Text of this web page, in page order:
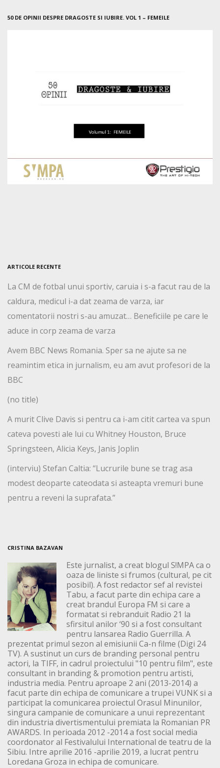
50 DE OPINII DESPRE DRAGOSTE SI IUBIRE. VOL 1 – FEMEILE
ARTICOLE RECENTE
La CM de fotbal unui sportiv, caruia i s-a facut rau de la
caldura, medicul i-a dat zeama de varza, iar
comentatorii nostri s-au amuzat… Beneficiile pe care le
aduce in corp zeama de varza
Avem BBC News Romania. Sper sa ne ajute sa ne
reamintim etica in jurnalism, eu am avut profesori de la
BBC
(no title)
A murit Clive Davis si pentru ca i-am citit cartea va spun
cateva povesti ale lui cu Whitney Houston, Bruce
Springsteen, Alicia Keys, Janis Joplin
(interviu) Stefan Caltia: “Lucrurile bune se trag asa
modest deoparte cateodata si asteapta vremuri bune
pentru a reveni la suprafata.”
CRISTINA BAZAVAN
Este jurnalist, a creat blogul S!MPA ca o
oaza de liniste si frumos (cultural, pe cit
posibil). A fost redactor sef al revistei
Tabu, a facut parte din echipa care a
creat brandul Europa FM si care a
formatat si rebranduit Radio 21 la
sfirsitul anilor ‘90 si a fost consultant
pentru lansarea Radio Guerrilla. A
prezentat primul sezon al emisiunii Ca-n filme (Digi 24
TV). A sustinut un curs de branding personal pentru
actori, la TIFF, in cadrul proiectului "10 pentru film", este
consultant in branding & promotion pentru artisti,
industria media. Pentru aproape 2 ani (2013-2014) a
facut parte din echipa de comunicare a trupei VUNK si a
participat la comunicarea proiectul Orasul Minunilor,
singura campanie de comunicare a unui reprezentant
din industria divertismentului premiata la Romanian PR
AWARDS. In perioada 2012 -2014 a fost social media
coordonator al Festivalului International de teatru de la
Sibiu. Intre aprilie 2016 -aprilie 2019, a lucrat pentru
Loredana Groza in echipa de comunicare.